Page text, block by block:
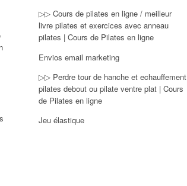
▷▷ Cours de pilates en ligne / meilleur
livre pilates et exercices avec anneau
pilates | Cours de Pilates en ligne
Envios email marketing
▷▷ Perdre tour de hanche et echauffement
pilates debout ou pilate ventre plat | Cours
de Pilates en ligne
Jeu élastique